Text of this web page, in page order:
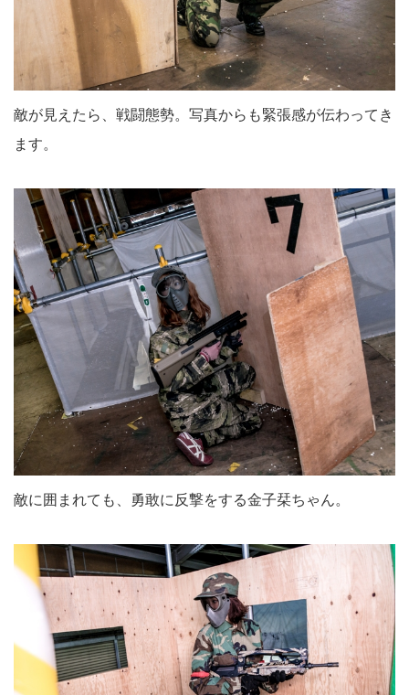
敵が見えたら、戦闘態勢。写真からも緊張感が伝わってき
ます。
敵に囲まれても、勇敢に反撃をする金子栞ちゃん。